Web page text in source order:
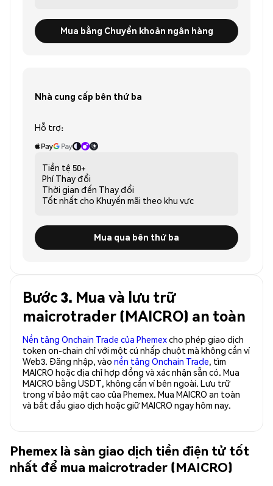
Mua bằng Chuyển khoản ngân hàng
Nhà cung cấp bên thứ ba
Hỗ trợ:
Tiền tệ 50+
Phí Thay đổi
Thời gian đến Thay đổi
Tốt nhất cho Khuyến mãi theo khu vực
Mua qua bên thứ ba
Bước 3. Mua và lưu trữ
maicrotrader (MAICRO) an toàn
Nền tảng Onchain Trade của Phemexcho phép giao dịch
token on-chain chỉ với một cú nhấp chuột mà không cần ví
Web3. Đăng nhập, vào nền tảng Onchain Trade, tìm
MAICRO hoặc địa chỉ hợp đồng và xác nhận sẵn có. Mua
MAICRO bằng USDT, không cần ví bên ngoài. Lưu trữ
trong ví bảo mật cao của Phemex. Mua MAICRO an toàn
và bắt đầu giao dịch hoặc giữ MAICRO ngay hôm nay.
Phemex là sàn giao dịch tiền điện tử tốt
nhất để mua maicrotrader (MAICRO)